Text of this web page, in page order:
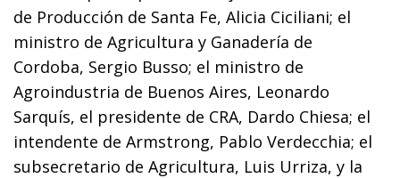
de Producción de Santa Fe, Alicia Ciciliani; el
ministro de Agricultura y Ganadería de
Cordoba, Sergio Busso; el ministro de
Agroindustria de Buenos Aires, Leonardo
Sarquís, el presidente de CRA, Dardo Chiesa; el
intendente de Armstrong, Pablo Verdecchia; el
subsecretario de Agricultura, Luis Urriza, y la